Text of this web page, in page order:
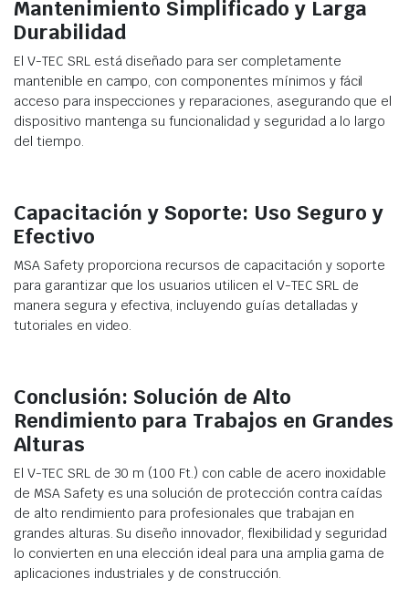
Mantenimiento Simplificado y Larga
Durabilidad
El V-TEC SRL está diseñado para ser completamente
mantenible en campo, con componentes mínimos y fácil
acceso para inspecciones y reparaciones, asegurando que el
dispositivo mantenga su funcionalidad y seguridad a lo largo
del tiempo.
Capacitación y Soporte: Uso Seguro y
Efectivo
MSA Safety proporciona recursos de capacitación y soporte
para garantizar que los usuarios utilicen el V-TEC SRL de
manera segura y efectiva, incluyendo guías detalladas y
tutoriales en video.
Conclusión: Solución de Alto
Rendimiento para Trabajos en Grandes
Alturas
El V-TEC SRL de 30 m (100 Ft.) con cable de acero inoxidable
de MSA Safety es una solución de protección contra caídas
de alto rendimiento para profesionales que trabajan en
grandes alturas. Su diseño innovador, flexibilidad y seguridad
lo convierten en una elección ideal para una amplia gama de
aplicaciones industriales y de construcción.